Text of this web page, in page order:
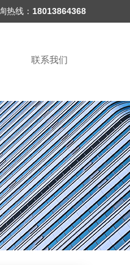
热线： 18013864368
联系我们